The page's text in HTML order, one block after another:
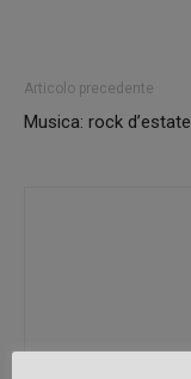
Articolo precedente
Musica: rock d’estate